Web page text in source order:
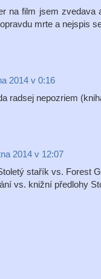
na film jsem
mrte a nejspis
2014 v 0:16
radsej nepozriem
2014 v 12:07
stařík vs. Forest
vs. knižní předlohy